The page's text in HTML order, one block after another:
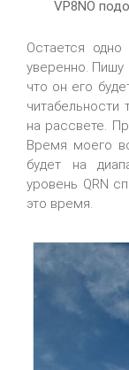
VP8NO
Остается
уверенно. Пишу
что он его
читабельности
на рассвете.
Время моего
будет на
уровень QRN
это время.